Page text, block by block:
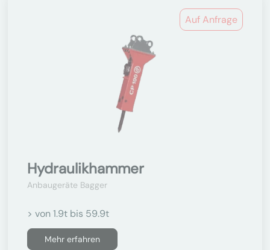
Auf Anfrage
Hydraulikhammer
Anbaugeräte Bagger
> von 1.9t bis 59.9t
Mehr erfahren